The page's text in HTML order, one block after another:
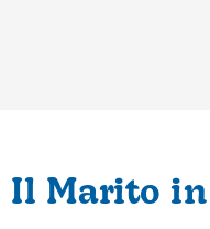
Il Marito